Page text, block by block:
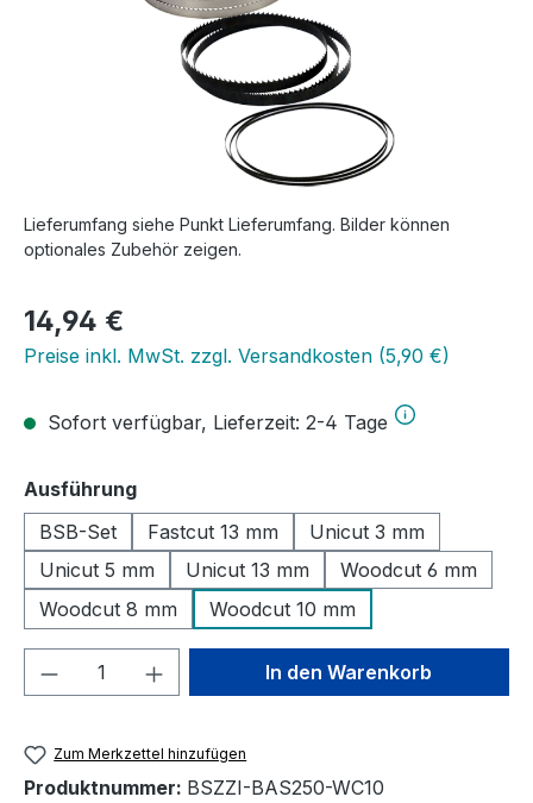
Lieferumfang siehe Punkt Lieferumfang. Bilder können
optionales Zubehör zeigen.
Regulärer Preis:
14,94 €
Preise inkl. MwSt. zzgl. Versandkosten (5,90 €)
Sofort verfügbar, Lieferzeit: 2-4 Tage
Ausführungauswählen
BSB-Set
Fastcut 13 mm
Unicut 3 mm
Unicut 5 mm
Unicut 13 mm
Woodcut 6 mm
Woodcut 8 mm
Woodcut 10 mm
Produkt Anzahl: Gib denIn den Warenkorb
Zum Merkzettel hinzufügen
Produktnummer: BSZZI-BAS250-WC10